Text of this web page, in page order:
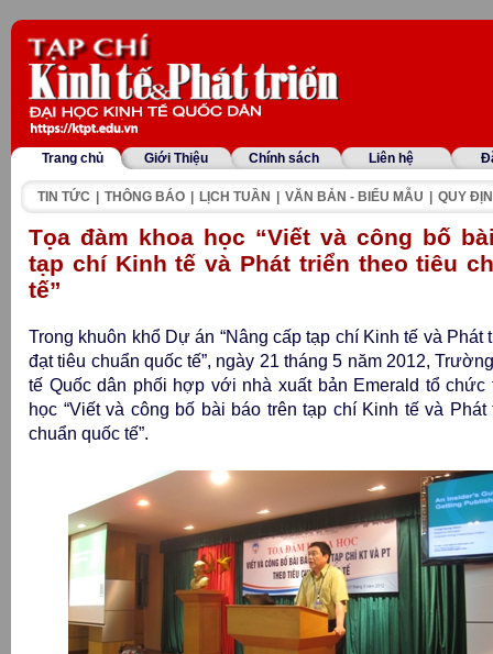
Trang chủ Giới Thiệu Chính sách Liên hệ
TIN TỨC THÔNG BÁO LỊCH TUẦN VĂN BẢN - BIỂU MẪU QUY
Tọa đàm khoa học “Viết và công bố
tạp chí Kinh tế và Phát triển theo tiêu
tế”
Trong khuôn khổ Dự án “Nâng cấp tạp chí Kinh tế và Phát
đạt tiêu chuẩn quốc tế”, ngày 21 tháng 5 năm 2012,
tế Quốc dân phối hợp với nhà xuất bản Emerald tổ chức
học “Viết và công bố bài báo trên tạp chí Kinh tế và Phát
chuẩn quốc tế”.